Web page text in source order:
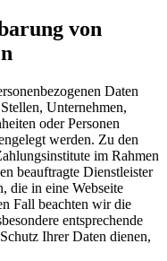
von
Daten
Unternehmen,
oder Personen
werden. Zu den
im Rahmen
beauftragte Dienstleister
die in eine Webseite
Fall beachten wir die
entsprechende
Ihrer Daten dienen,